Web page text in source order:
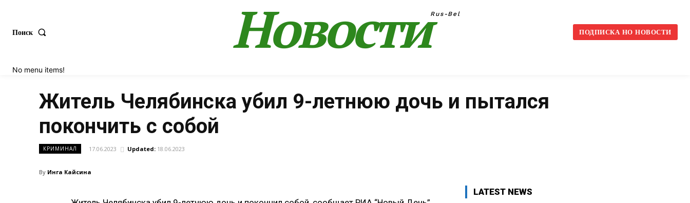
Поиск НовостиRus-Bel
ПОДПИСКА НО НОВОСТИ
No menu items!
Житель Челябинска убил 9-летнюю дочь и пытался
покончить с собой
КРИМИНАЛ 17.06.2023 Updated: 18.06.2023
By Инга Кайсина
LATEST NEWS